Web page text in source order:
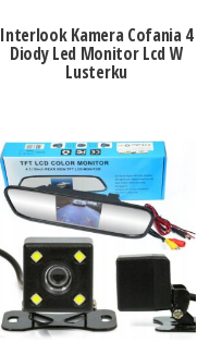
Interlook Kamera Cofania 4
Diody Led Monitor Lcd W
Lusterku